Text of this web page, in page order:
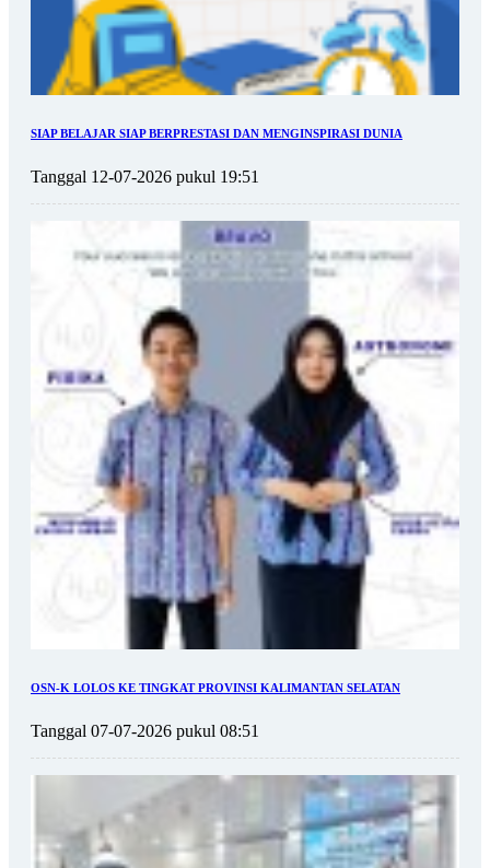
SIAP BELAJAR SIAP BERPRESTASI DAN MENGINSPIRASI DUNIA
Tanggal 12-07-2026 pukul 19:51
OSN-K LOLOS KE TINGKAT PROVINSI KALIMANTAN SELATAN
Tanggal 07-07-2026 pukul 08:51